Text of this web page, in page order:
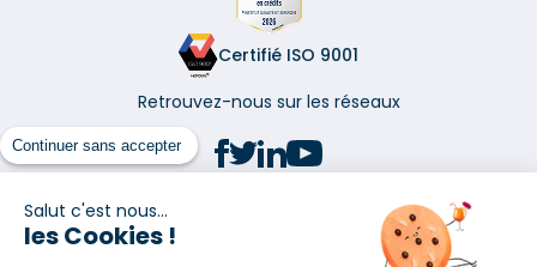
Continuer sans accepter
Salut c'est nous...
les Cookies !
Certifié ISO 9001
Retrouvez-nous sur les réseaux
(1) Taux fixe national hors assurance et selon votre profil